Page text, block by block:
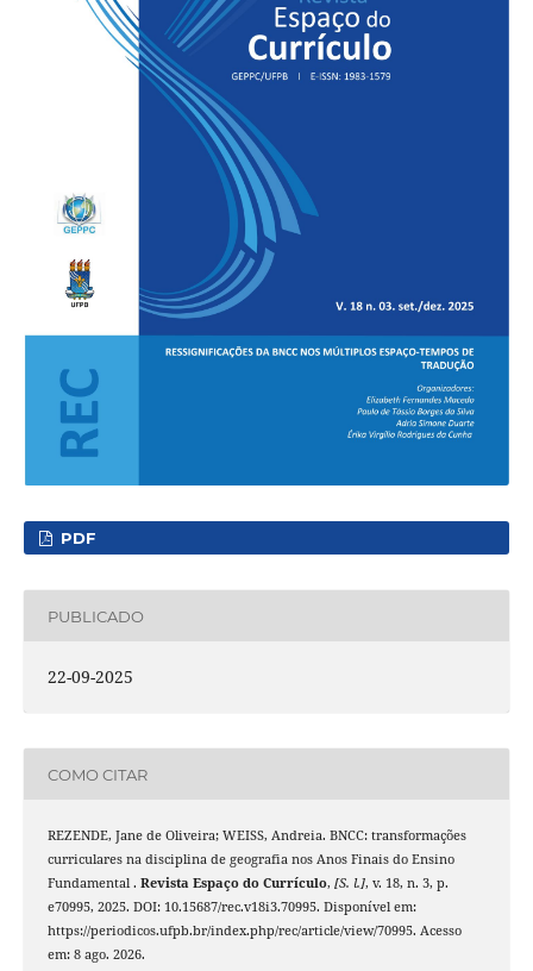
PDF
PUBLICADO
22-09-2025
COMO CITAR
REZENDE, Jane de Oliveira; WEISS, Andreia. BNCC: transformações
curriculares na disciplina de geografia nos Anos Finais do Ensino
Fundamental . Revista Espaço do Currículo, [S. l.], v. 18, n. 3, p.
e70995, 2025. DOI: 10.15687/rec.v18i3.70995. Disponível em:
https://periodicos.ufpb.br/index.php/rec/article/view/70995. Acesso
em: 8 ago. 2026.